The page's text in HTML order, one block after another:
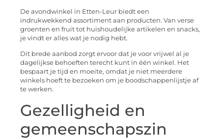
De avondwinkel in Etten-Leur biedt een
indrukwekkend assortiment aan producten. Van verse
groenten en fruit tot huishoudelijke artikelen en snacks,
je vindt er alles wat je nodig hebt.
Dit brede aanbod zorgt ervoor dat je voor vrijwel al je
dagelijkse behoeften terecht kunt in één winkel. Het
bespaart je tijd en moeite, omdat je niet meerdere
winkels hoeft te bezoeken om je boodschappenlijstje af
te werken.
Gezelligheid en
gemeenschapszin